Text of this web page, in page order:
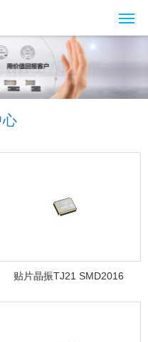
心
贴片晶振TJ21 SMD2016